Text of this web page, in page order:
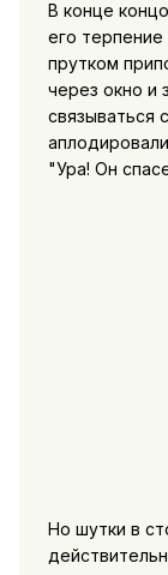
В конце
его
прутком
через окно и
связываться
"Ура! Он
Но шутки в